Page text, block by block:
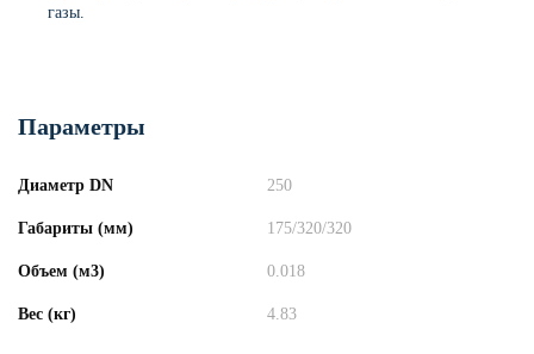
газы.
Параметры
Диаметр DN 250
Габариты (мм) 175/320/320
Объем (м3) 0.018
Вес (кг) 4.83